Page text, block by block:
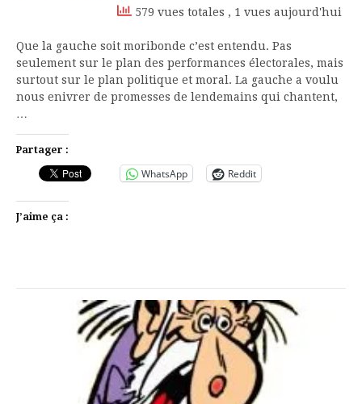
579 vues totales , 1 vues aujourd'hui
Que la gauche soit moribonde c’est entendu. Pas
seulement sur le plan des performances électorales, mais
surtout sur le plan politique et moral. La gauche a voulu
nous enivrer de promesses de lendemains qui chantent,
…
Partager :
WhatsApp Reddit
J’aime ça :